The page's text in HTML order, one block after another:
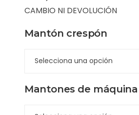
CAMBIO NI DEVOLUCIÓN
Mantón crespón
Mantones de máquina